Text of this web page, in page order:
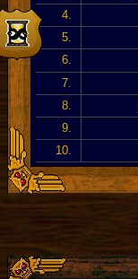
4.
5.
6.
7.
8.
9.
10.